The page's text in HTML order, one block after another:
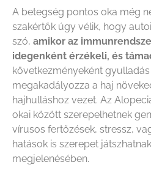
A betegség pontos oka még
szakértők úgy vélik, hogy
szó, amikor az
idegenként érzékeli, és
következményeként
megakadályozza a haj
hajhulláshoz vezet. Az
okai között szerepelhetnek
vírusos fertőzések, stressz,
hatások is szerepet
megjelenésében.